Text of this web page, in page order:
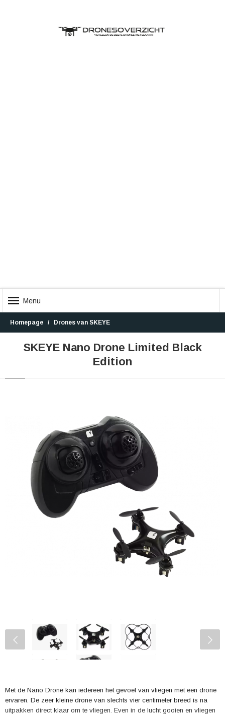
Menu
Homepage Drones van SKEYE
SKEYE Nano Drone Limited Black
Edition
Met de Nano Drone kan iedereen het gevoel van vliegen met een drone
ervaren. De zeer kleine drone van slechts vier centimeter breed is na
uitpakken direct klaar om te vliegen. Even in de lucht gooien en vliegen